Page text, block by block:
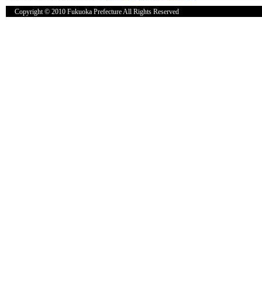
Copyright © 2010 Fukuoka Prefecture All Rights Reserved